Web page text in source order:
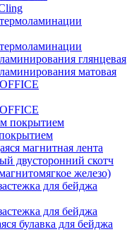
глянцевая
матовая
покрытием
магнитная лента
двусторонний скотч
железо)
для бейджа
для бейджа
булавка для бейджа